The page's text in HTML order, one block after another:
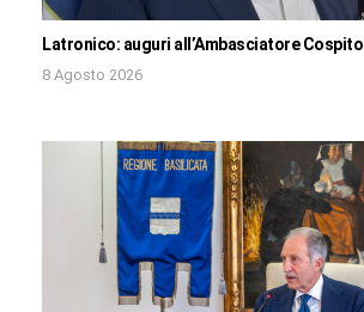
Latronico: auguri all’Ambasciatore Cospito
8 Agosto 2026